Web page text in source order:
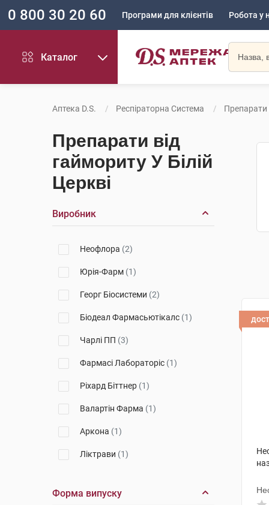
0 800 30 20 60 Програми для клієнтів Робота у
Каталог
Аптека D.S. Респіраторна Система Препарати
Препарати від
гаймориту У Білій
Церкві
Виробник
Неофлора (2)
Юрія-Фарм (1)
Георг Біосистеми (2)
Біодеал Фармасьютікалс (1)
Чарлі ПП (3)
Фармасі Лабораторіс (1)
Ріхард Біттнер (1)
Валартін Фарма (1)
Аркона (1)
Ліктрави (1)
Др. Густав Кляйн
Форма випуску